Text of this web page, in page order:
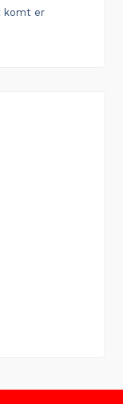
komt er